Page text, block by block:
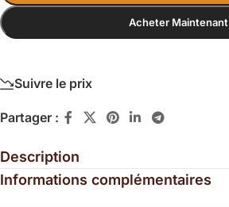
Acheter Maintenant
Suivre le prix
Partager :
Description
Informations complémentaires